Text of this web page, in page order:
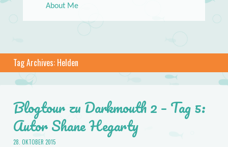
About Me
Tag Archives: Helden
Blogtour zu Darkmouth 2 – Tag 5:
Autor Shane Hegarty
28. OKTOBER 2015